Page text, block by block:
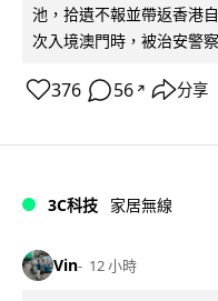
池，拾遺不報並帶返香港
次入境澳門時，被治安警
376 56 ↗ 分享
3C科技 家居無線
Vin 12 小時